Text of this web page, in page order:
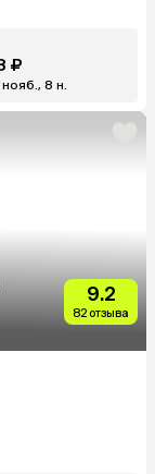
₽
8 н.
9.2
82 отзыва